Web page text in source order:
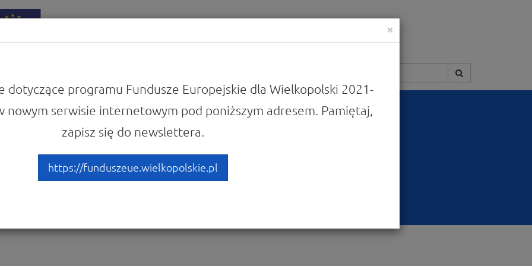
Nabory 2021-2027
ekosystemu instytucji otoczenia
publicznej infrastruktury B+R i
publicznej
×
dotyczące programu Fundusze Europejskie dla Wielkopolski 2021-
nowym serwisie internetowym pod poniższym adresem. Pamiętaj,
zapisz się do newslettera.
https://funduszeue.wielkopolskie.pl